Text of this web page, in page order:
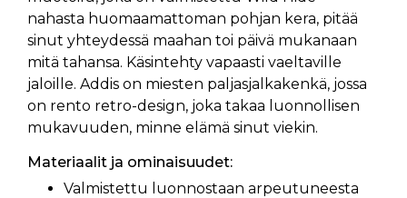
nahasta huomaamattoman pohjan kera, pitää
sinut yhteydessä maahan toi päivä mukanaan
mitä tahansa. Käsintehty vapaasti vaeltaville
jaloille. Addis on miesten paljasjalkakenkä, jossa
on rento retro-design, joka takaa luonnollisen
mukavuuden, minne elämä sinut viekin.
Materiaalit ja ominaisuudet:
Valmistettu luonnostaan arpeutuneesta